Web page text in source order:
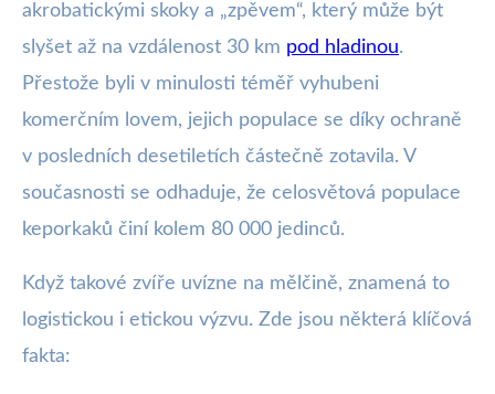
akrobatickými skoky a „zpěvem“, který může být
slyšet až na vzdálenost 30 km pod hladinou.
Přestože byli v minulosti téměř vyhubeni
komerčním lovem, jejich populace se díky ochraně
v posledních desetiletích částečně zotavila. V
současnosti se odhaduje, že celosvětová populace
keporkaků činí kolem 80 000 jedinců.
Když takové zvíře uvízne na mělčině, znamená to
logistickou i etickou výzvu. Zde jsou některá klíčová
fakta: